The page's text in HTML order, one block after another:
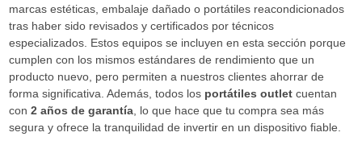
marcas estéticas, embalaje dañado o portátiles reacondicionados
tras haber sido revisados y certificados por técnicos
especializados. Estos equipos se incluyen en esta sección porque
cumplen con los mismos estándares de rendimiento que un
producto nuevo, pero permiten a nuestros clientes ahorrar de
forma significativa. Además, todos los portátiles outletcuentan
con 2 años de garantía, lo que hace que tu compra sea más
segura y ofrece la tranquilidad de invertir en un dispositivo fiable.